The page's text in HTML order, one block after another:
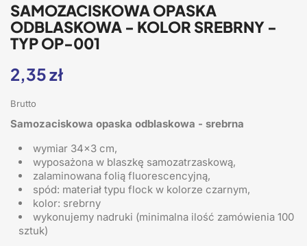
SAMOZACISKOWA OPASKA
ODBLASKOWA - KOLOR SREBRNY -
TYP OP-001
2,35 zł
Brutto
Samozaciskowa opaska odblaskowa - srebrna
wymiar 34x3 cm,
wyposażona w blaszkę samozatrzaskową,
zalaminowana folią fluorescencyjną,
spód: materiał typu flock w kolorze czarnym,
kolor: srebrny
wykonujemy nadruki (minimalna ilość zamówienia 100
sztuk)